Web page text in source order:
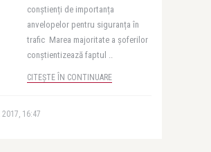
conștienți de importanța
anvelopelor pentru siguranța în
trafic Marea majoritate a șoferilor
conștientizează faptul ..
CITEȘTE ÎN CONTINUARE
16:47